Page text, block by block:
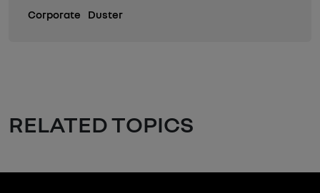
Corporate Duster
RELATED TOPICS